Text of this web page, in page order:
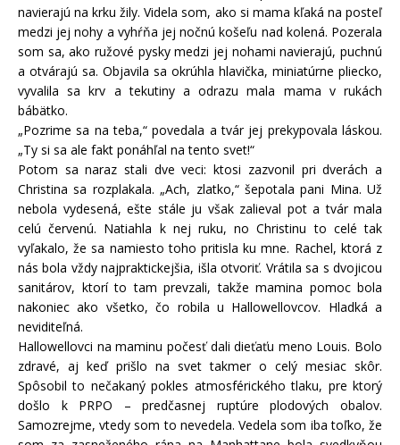
navierajú na krku žily. Videla som, ako si mama kľaká na posteľ
medzi jej nohy a vyhŕňa jej nočnú košeľu nad kolená. Pozerala
som sa, ako ružové pysky medzi jej nohami navierajú, puchnú
a otvárajú sa. Objavila sa okrúhla hlavička, miniatúrne pliecko,
vyvalila sa krv a tekutiny a odrazu mala mama v rukách
bábätko.
„Pozrime sa na teba,“ povedala a tvár jej prekypovala láskou.
„Ty si sa ale fakt ponáhľal na tento svet!“
Potom sa naraz stali dve veci: ktosi zazvonil pri dverách a
Christina sa rozplakala. „Ach, zlatko,“ šepotala pani Mina. Už
nebola vydesená, ešte stále ju však zalieval pot a tvár mala
celú červenú. Natiahla k nej ruku, no Christinu to celé tak
vyľakalo, že sa namiesto toho pritisla ku mne. Rachel, ktorá z
nás bola vždy najpraktickejšia, išla otvoriť. Vrátila sa s dvojicou
sanitárov, ktorí to tam prevzali, takže mamina pomoc bola
nakoniec ako všetko, čo robila u Hallowellovcov. Hladká a
neviditeľná.
Hallowellovci na maminu počesť dali dieťaťu meno Louis. Bolo
zdravé, aj keď prišlo na svet takmer o celý mesiac skôr.
Spôsobil to nečakaný pokles atmosférického tlaku, pre ktorý
došlo k PRPO – predčasnej ruptúre plodových obalov.
Samozrejme, vtedy som to nevedela. Vedela som iba toľko, že